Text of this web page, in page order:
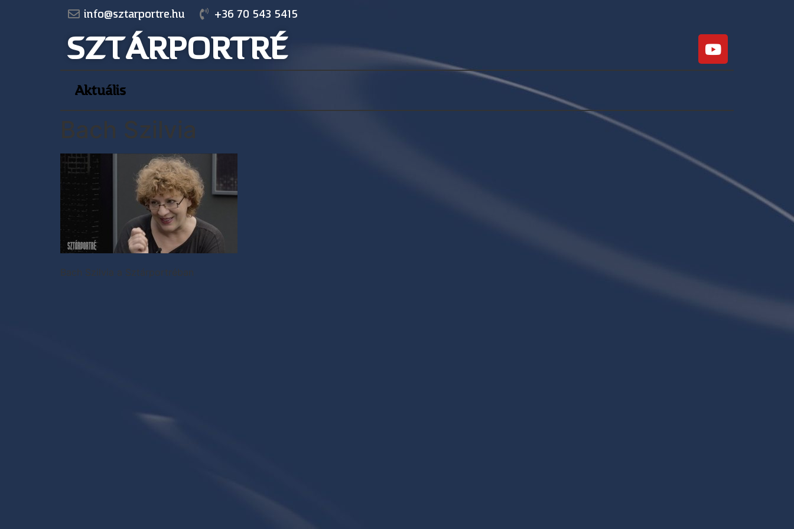
info@sztarportre.hu +36 70 543 5415
SZTÁRPORTRÉ
Aktuális
Bach Szilvia
Bach Szilvia a Sztárportréban